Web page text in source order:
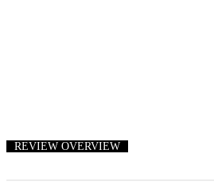
REVIEW OVERVIEW